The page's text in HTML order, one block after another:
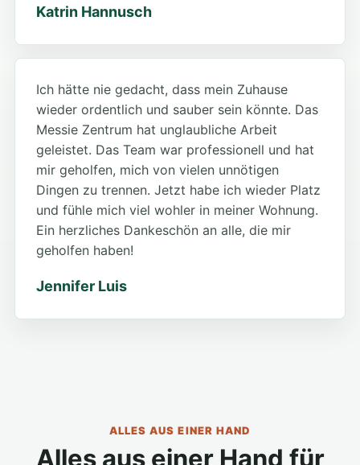
Katrin Hannusch
Ich hätte nie gedacht, dass mein Zuhause
wieder ordentlich und sauber sein könnte. Das
Messie Zentrum hat unglaubliche Arbeit
geleistet. Das Team war professionell und hat
mir geholfen, mich von vielen unnötigen
Dingen zu trennen. Jetzt habe ich wieder Platz
und fühle mich viel wohler in meiner Wohnung.
Ein herzliches Dankeschön an alle, die mir
geholfen haben!
Jennifer Luis
ALLES AUS EINER HAND
Alles aus einer Hand für